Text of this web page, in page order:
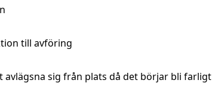
till avföring
avlägsna sig från plats då det börjar bli farligt